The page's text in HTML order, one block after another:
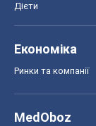
Дієти
Економіка
Ринки та компанії
MedOboz